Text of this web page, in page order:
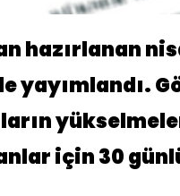
hazırlanan
yayımlandı.
için 30